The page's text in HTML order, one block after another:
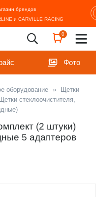
брендов
и CARVILLE RACING
0
Фото
оборудование »
Щетки
Щетки стеклоочистителя,
(2 штуки)
5 адаптеров